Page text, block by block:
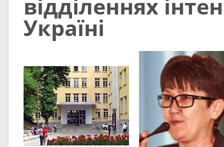
відділеннях
Україні